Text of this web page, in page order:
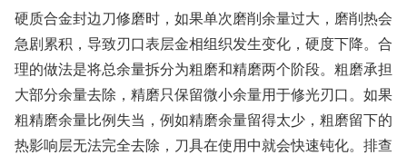
硬质合金封边刀修磨时，如果单次磨削余量过大，磨削热会
急剧累积，导致刃口表层金相组织发生变化，硬度下降。合
理的做法是将总余量拆分为粗磨和精磨两个阶段。粗磨承担
大部分余量去除，精磨只保留微小余量用于修光刃口。如果
粗精磨余量比例失当，例如精磨余量留得太少，粗磨留下的
热影响层无法完全去除，刀具在使用中就会快速钝化。排查